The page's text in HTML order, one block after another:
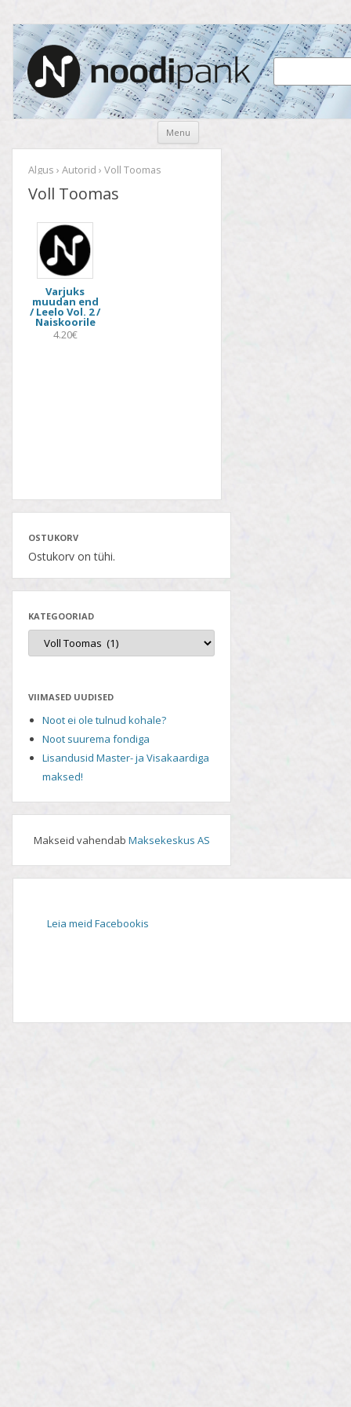
Noodipank
noodipank.ee
Menu Skip
content
Algus › Autorid › Voll Toomas
Voll Toomas
Varjuks
muudan end
/ Leelo Vol. 2 /
Naiskoorile
4.20€
OSTUKORV
Ostukorv on tühi.
KATEGOORIAD
VIIMASED UUDISED
Noot ei ole tulnud kohale?
Noot suurema fondiga
Lisandusid Master- ja Visakaardiga
maksed!
Makseid vahendab Maksekeskus AS
Leia meid Facebookis